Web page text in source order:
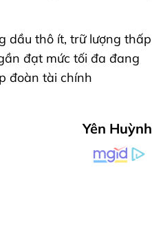
dầu thô ít, trữ lượng thấp
đạt mức tối đa đang
đoàn tài chính
Yên Huỳnh